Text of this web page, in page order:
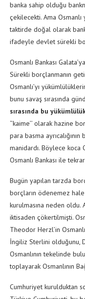
banka sahip olduğu
çekilecekti. Ama
taktirde doğal olarak
ifadeyle devlet sürekli
Osmanlı Bankası
Sürekli borçlanmanın
Osmanlı’yı
bunu savaş sırasında
sırasında bu
‘’kaime’’ olarak hazine
para basma
manidardı. Böylece koca
Osmanlı Bankası ile
Bugün yapılan tarzda
borçların ödenemez
kurulmasına neden oldu.
iktisaden çökertilmişti.
Theodor Herzl’in
İngiliz Sterlini olduğunu,
Osmanlının tekelinde
toplayarak Osmanlının
Cumhuriyet kurulduktan